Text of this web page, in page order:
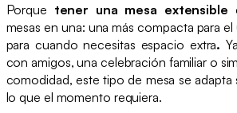
Porque tener una mesa extensible
mesas en una: una más compacta para
para cuando necesitas espacio extra.
con amigos, una celebración familiar o
comodidad, este tipo de mesa se
lo que el momento requiera.